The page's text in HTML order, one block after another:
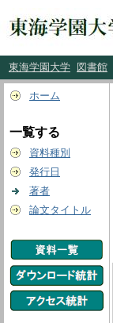
東海学園大学 図書館
ホーム
一覧する
資料種別
発行日
著者
論文タイトル